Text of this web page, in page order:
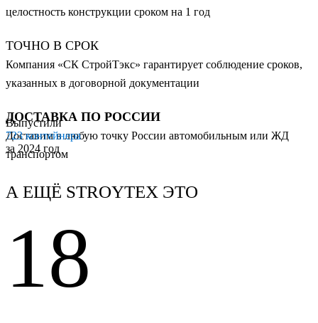
целостность конструкции сроком на 1 год
ТОЧНО В СРОК
Компания «СК СтройТэкс» гарантирует соблюдение сроков,
указанных в договорной документации
ДОСТАВКА ПО РОССИИ
Доставим в любую точку России автомобильным или ЖД
транспортом
Выпустили
723 контейнера
за 2024 год
А ЕЩЁ STROYTEX ЭТО
18